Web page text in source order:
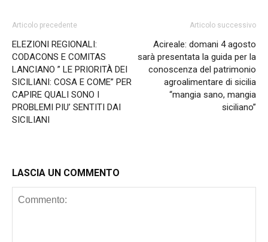
Articolo precedente
ELEZIONI REGIONALI:
CODACONS E COMITAS
LANCIANO ” LE PRIORITÀ DEI
SICILIANI: COSA E COME” PER
CAPIRE QUALI SONO I
PROBLEMI PIU’ SENTITI DAI
SICILIANI
Articolo successivo
Acireale: domani 4 agosto
sarà presentata la guida per la
conoscenza del patrimonio
agroalimentare di sicilia
“mangia sano, mangia
siciliano”
LASCIA UN COMMENTO